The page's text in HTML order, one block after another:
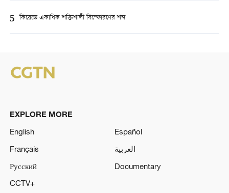
5 কিয়েভে একাধিক শক্তিশালী বিস্ফোরণের শব্দ
EXPLORE MORE
English
Español
Français
العربية
Русский
Documentary
CCTV+